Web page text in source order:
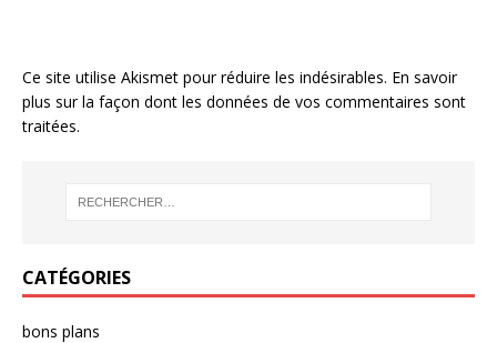
Ce site utilise Akismet pour réduire les indésirables. En savoir
plus sur la façon dont les données de vos commentaires sont
traitées.
CATÉGORIES
bons plans